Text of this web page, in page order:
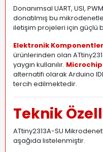
Donanımsal UART, USI,
donatılmış bu
iletişim projeleri için güçlü
Elektronik Komponentler
ürünlerinden olan
yaygın kullanılır.
alternatifi olarak Arduino
tercih edilmektedir.
Teknik
ATtiny2313A-SU
aşağıda listelenmiştir.